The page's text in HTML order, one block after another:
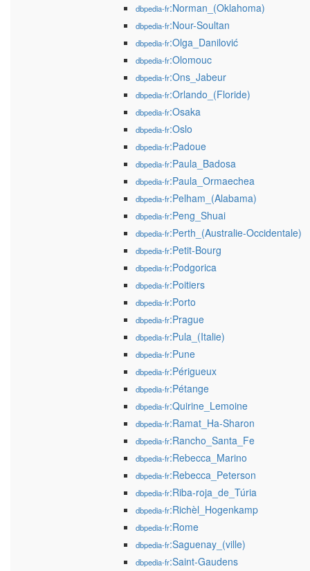
dbpedia-fr:Norman_(Oklahoma)
dbpedia-fr:Nour-Soultan
dbpedia-fr:Olga_Danilović
dbpedia-fr:Olomouc
dbpedia-fr:Ons_Jabeur
dbpedia-fr:Orlando_(Floride)
dbpedia-fr:Osaka
dbpedia-fr:Oslo
dbpedia-fr:Padoue
dbpedia-fr:Paula_Badosa
dbpedia-fr:Paula_Ormaechea
dbpedia-fr:Pelham_(Alabama)
dbpedia-fr:Peng_Shuai
dbpedia-fr:Perth_(Australie-Occidentale)
dbpedia-fr:Petit-Bourg
dbpedia-fr:Podgorica
dbpedia-fr:Poitiers
dbpedia-fr:Porto
dbpedia-fr:Prague
dbpedia-fr:Pula_(Italie)
dbpedia-fr:Pune
dbpedia-fr:Périgueux
dbpedia-fr:Pétange
dbpedia-fr:Quirine_Lemoine
dbpedia-fr:Ramat_Ha-Sharon
dbpedia-fr:Rancho_Santa_Fe
dbpedia-fr:Rebecca_Marino
dbpedia-fr:Rebecca_Peterson
dbpedia-fr:Riba-roja_de_Túria
dbpedia-fr:Richèl_Hogenkamp
dbpedia-fr:Rome
dbpedia-fr:Saguenay_(ville)
dbpedia-fr:Saint-Gaudens